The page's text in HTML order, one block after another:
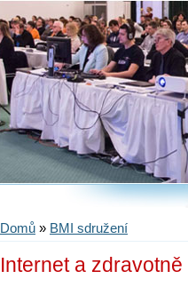
Domů » BMI sdružení
Internet a